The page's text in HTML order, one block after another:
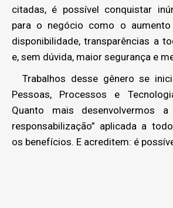
citadas, é possível conquistar
para o negócio como o aumento
disponibilidade, transparências a
e, sem dúvida, maior segurança e
Trabalhos desse gênero se
Pessoas, Processos e
Quanto mais desenvolvermos a
responsabilização” aplicada a
os benefícios. E acreditem: é